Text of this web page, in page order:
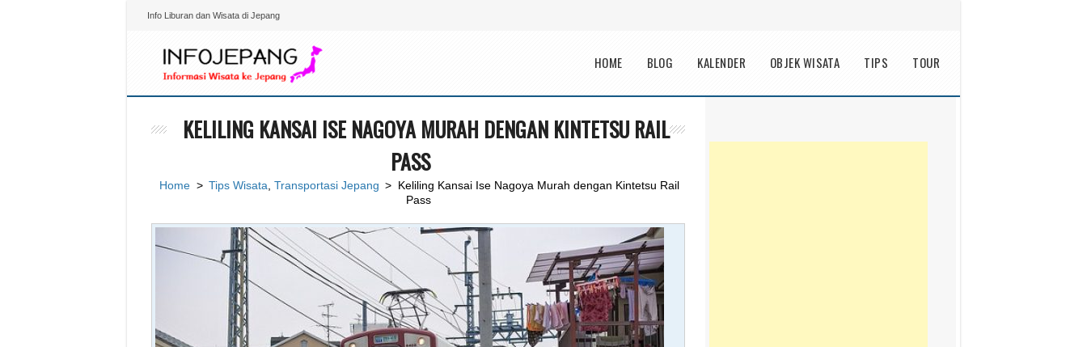
Info Liburan dan Wisata di Jepang
Main menu
HOME BLOG KALENDER OBJEK WISATA TIPS TOUR
KELILING KANSAI ISE NAGOYA MURAH DENGAN KINTETSU RAIL
PASS
Home > Tips Wisata Transportasi Jepang > Keliling Kansai Ise Nagoya Murah dengan Kintetsu Rail
Pass